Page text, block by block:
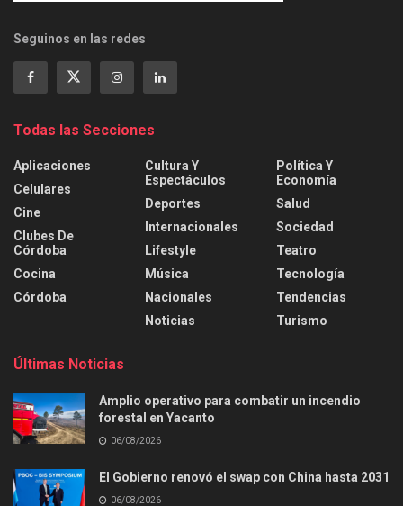
Seguinos en las redes
Todas las Secciones
Aplicaciones
Celulares
Cine
Clubes De
Córdoba
Cocina
Córdoba
Cultura Y
Espectáculos
Deportes
Internacionales
Lifestyle
Música
Nacionales
Noticias
Política Y
Economía
Salud
Sociedad
Teatro
Tecnología
Tendencias
Turismo
Últimas Noticias
Amplio operativo para combatir un incendio
forestal en Yacanto
06/08/2026
El Gobierno renovó el swap con China hasta 2031
06/08/2026